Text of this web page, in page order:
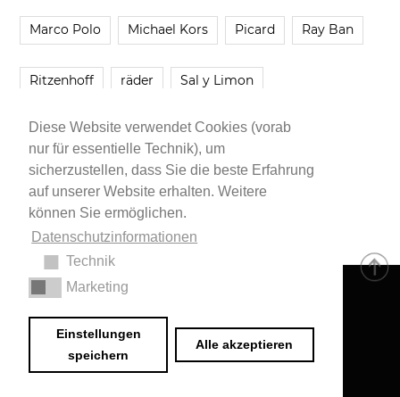
Diese Website verwendet Cookies (vorab
nur für essentielle Technik), um
sicherzustellen, dass Sie die beste Erfahrung
auf unserer Website erhalten. Weitere
können Sie ermöglichen.
Datenschutzinformationen
Technik
Marketing
Einstellungen
speichern
Alle akzeptieren
Marco Polo Michael Kors Picard Ray Ban
Ritzenhoff räder Sal y Limon
Smartbuyglasses smash! Steve Madden
Younique Zara
Impressum
© 2020 Dr. Sarah Schwab-Jung